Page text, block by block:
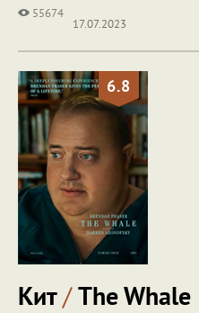
55674
17.07.2023
6.8
Кит/The Whale